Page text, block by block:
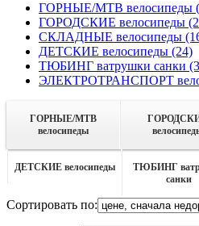
ГОРНЫЕ/MTB велосипеды
ГОРОДСКИЕ велосипеды
СКЛАДНЫЕ велосипеды
ДЕТСКИЕ велосипеды (24)
ТЮБИНГ ватрушки санки
ЭЛЕКТРОТРАНСПОРТ вело
ГОРНЫЕ/MTB
велосипеды
ДЕТСКИЕ велосипеды
ТЮБИНГ
санки
Сортировать по: